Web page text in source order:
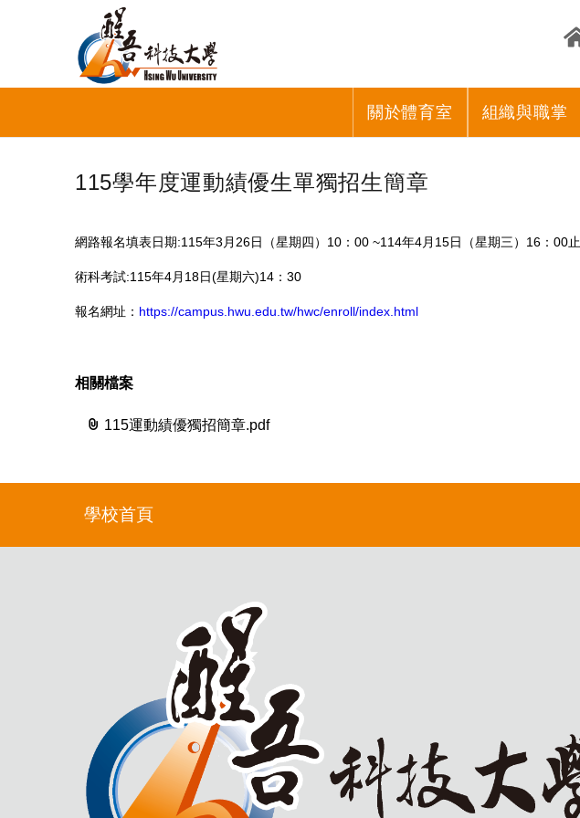
關於體育室 組織與職掌
115學年度運動績優生單獨招生簡章
網路報名填表日期:115年3月26日（星期四）10：00 ~114年4月15日（星期三）16：00止
術科考試:115年4月18日(星期六)14：30
報名網址： https://campus.hwu.edu.tw/hwc/enroll/index.html
相關檔案
115運動績優獨招簡章.pdf
學校首頁